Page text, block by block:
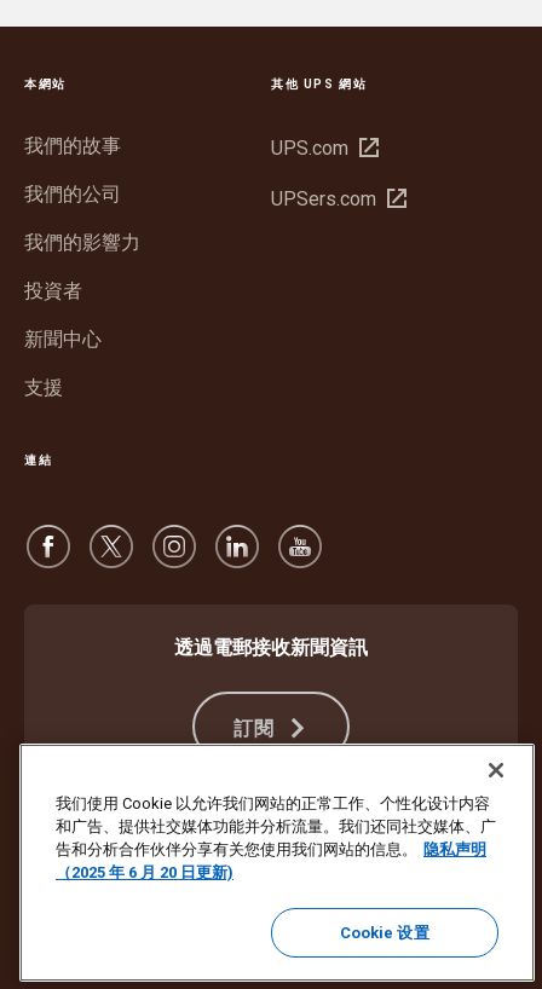
本網站
我們的故事
我們的公司
我們的影響力
投資者
新聞中心
支援
其他 UPS 網站
UPS.com 在
視
UPSers.com 在
連結
透過電郵接收新聞資訊
訂閱
防止詐騙 服務條款及細則 網站使用條款 私隱聲明 Cookie 設定
版權所有 ©1994- 2026 United Parcel Service of America, Inc. 保留所有
權利。不想再收到電郵更新？ 在此處退訂
若要更新 UPS 所有其他電子郵件喜好設定或退訂 UPS 行銷電子郵件，
請按此處。
我们使用 Cookie 以允许我们网站的正常工作、个性化设计内容
和广告、提供社交媒体功能并分析流量。我们还同社交媒体、广
告和分析合作伙伴分享有关您使用我们网站的信息。
隐私声明
（2025 年 6 月 20 日更新)
Cookie 设置